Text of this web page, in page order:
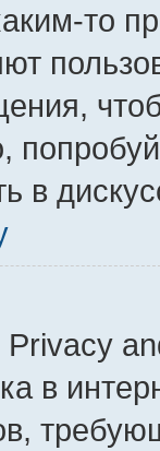
то
в
в